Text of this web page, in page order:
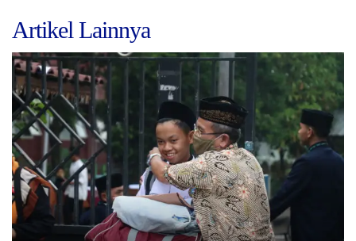
Artikel Lainnya